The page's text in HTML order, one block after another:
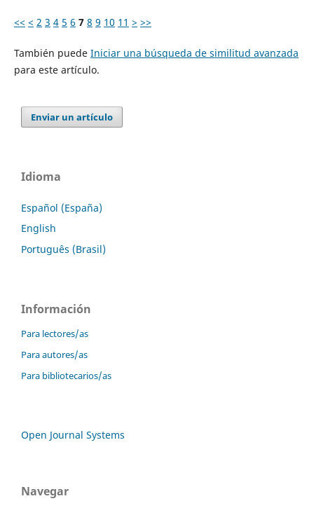
<< < 2 3 4 5 6 7 8 9 10 11 > >>
También puede Iniciar una búsqueda de similitud avanzada
para este artículo.
Enviar un artículo
Idioma
Español (España)
English
Português (Brasil)
Información
Para lectores/as
Para autores/as
Para bibliotecarios/as
Open Journal Systems
Navegar